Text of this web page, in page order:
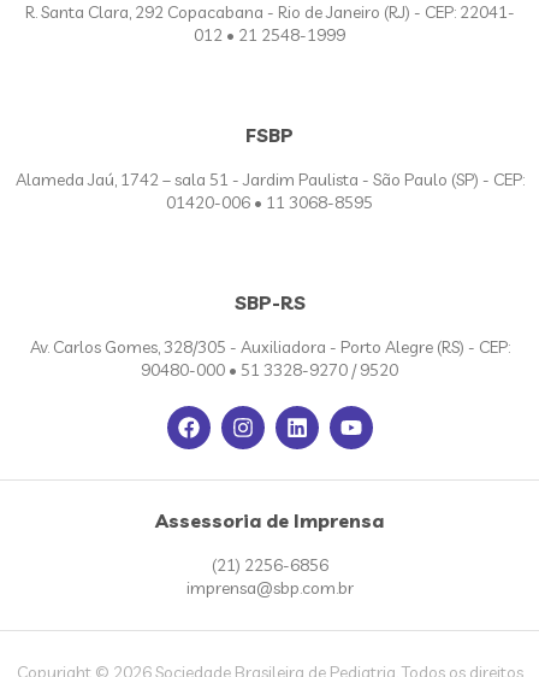
R. Santa Clara, 292 Copacabana - Rio de Janeiro (RJ) - CEP: 22041-
012 • 21 2548-1999
FSBP
Alameda Jaú, 1742 – sala 51 - Jardim Paulista - São Paulo (SP) - CEP:
01420-006 • 11 3068-8595
SBP-RS
Av. Carlos Gomes, 328/305 - Auxiliadora - Porto Alegre (RS) - CEP:
90480-000 • 51 3328-9270 / 9520
Assessoria de Imprensa
(21) 2256-6856
imprensa@sbp.com.br
Copyright © 2026 Sociedade Brasileira de Pediatria. Todos os direitos